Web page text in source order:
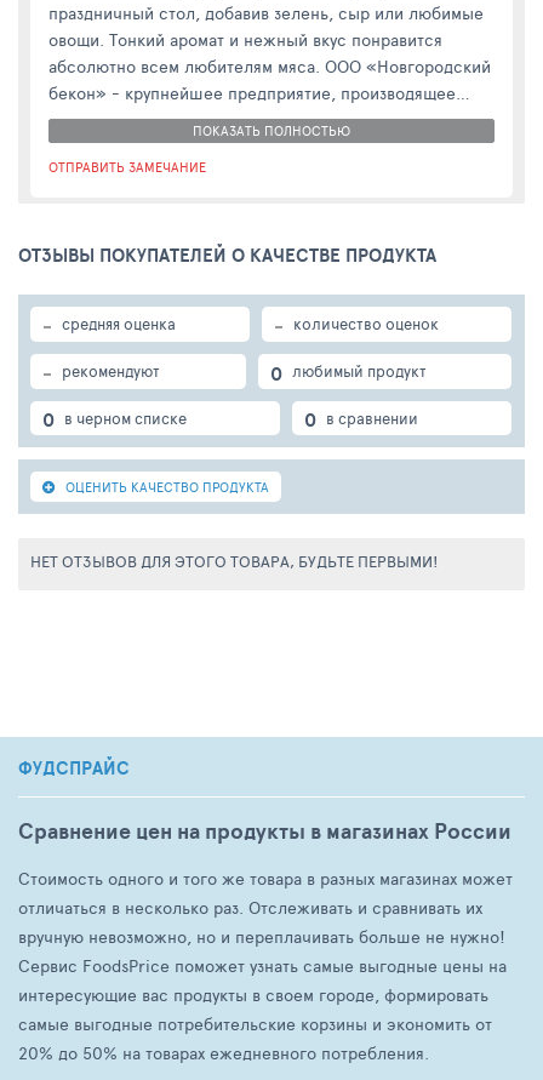
праздничный стол, добавив зелень, сыр или любимые
овощи. Тонкий аромат и нежный вкус понравится
абсолютно всем любителям мяса. ООО «Новгородский
бекон» - крупнейшее предприятие, производящее
экологически чистую и высококачественную
продукцию. Компания осуществляет строгий контроль
на всех этапах производства.
ПОКАЗАТЬ ПОЛНОСТЬЮ
ОТПРАВИТЬ ЗАМЕЧАНИЕ
ОТЗЫВЫ ПОКУПАТЕЛЕЙ О КАЧЕСТВЕ ПРОДУКТА
- средняя оценка - количество оценок
- рекомендуют 0 любимый продукт
0 в черном списке 0 в сравнении
ОЦЕНИТЬ КАЧЕСТВО ПРОДУКТА
НЕТ ОТЗЫВОВ ДЛЯ ЭТОГО ТОВАРА, БУДЬТЕ ПЕРВЫМИ!
ФУДСПРАЙС
Сравнение цен на продукты в магазинах России
Стоимость одного и того же товара в разных магазинах может
отличаться в несколько раз. Отслеживать и сравнивать их
вручную невозможно, но и переплачивать больше не нужно!
Сервис FoodsPrice поможет узнать самые выгодные цены на
интересующие вас продукты в своем городе, формировать
самые выгодные потребительские корзины и экономить от
20% до 50% на товарах ежедневного потребления.